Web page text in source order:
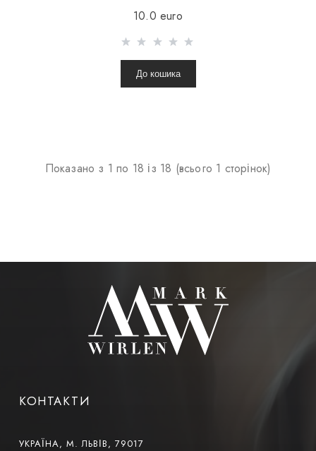
10.0 euro
До кошика
Показано з 1 по 18 із 18 (всього 1 сторінок)
КОНТАКТИ
УКРАЇНА, М. ЛЬВІВ, 79017